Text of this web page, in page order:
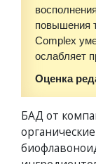
повышения
Complex
ослабляет
Оценка
БАД от